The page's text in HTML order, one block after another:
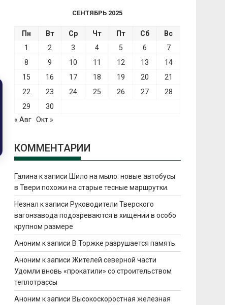
СЕНТЯБРЬ 2025
Пн Вт Ср Чт Пт Сб
Вс
1
2 3 4 5 6
7
8
9 10 11 12 13
14
15
16 17 18 19 20
21
22
23 24 25 26 27
28
29
30
« Авг Окт »
КОММЕНТАРИИ
Галина к записи Шило на мыло: новые автобусы
в Твери похожи на старые тесные маршрутки.
Незнал к записи Руководители Тверского
вагонзавода подозреваются в хищении в особо
крупном размере
Аноним к записи В Торжке разрушается память
Аноним к записиЖителей северной части
Удомли вновь «прокатили» со строительством
теплотрассы
Аноним к записи Высокоскоростная железная